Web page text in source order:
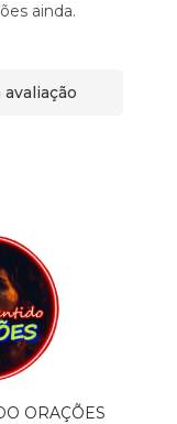
ainda.
ORAÇÕES